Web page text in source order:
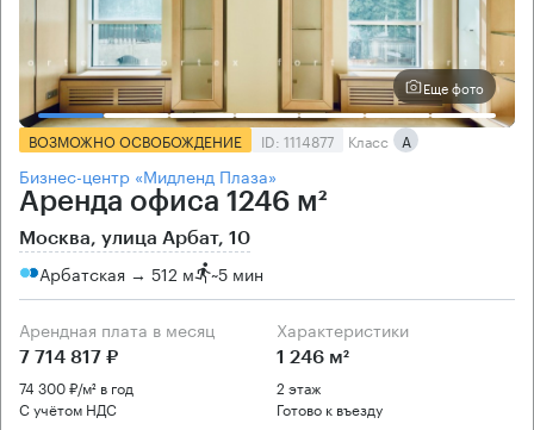
Еще фото
ВОЗМОЖНО ОСВОБОЖДЕНИЕ ID: 1114877 Класс А
Бизнес-центр «Мидленд Плаза»
Аренда офиса 1246 м²
Москва, улица Арбат, 10
Арбатская → 512 м ~5 мин
Арендная плата в месяц
7 714 817 ₽
74 300 ₽/м² в год
С учётом НДС
Характеристики
1 246 м²
2 этаж
Готово к въезду